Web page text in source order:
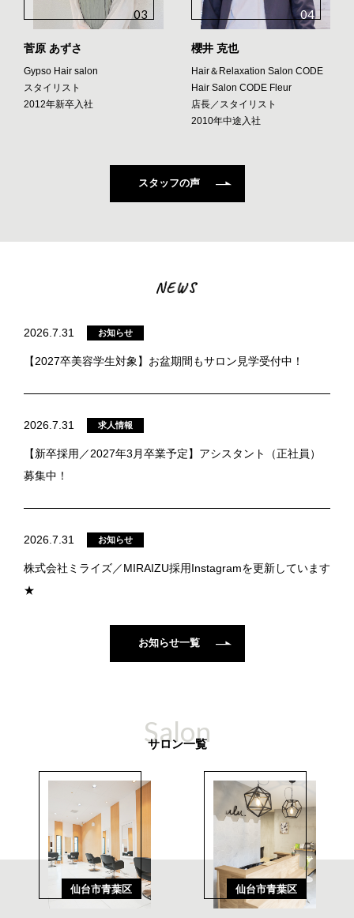
03
菅原 あずさ
Gypso Hair salon
スタイリスト
2012年新卒入社
04
櫻井 克也
Hair＆Relaxation Salon CODE
Hair Salon CODE Fleur
店長／スタイリスト
2010年中途入社
スタッフの声
2026.7.31 お知らせ
【2027卒美容学生対象】お盆期間もサロン見学受付中！
2026.7.31 求人情報
【新卒採用／2027年3月卒業予定】アシスタント（正社員）
募集中！
2026.7.31 お知らせ
株式会社ミライズ／MIRAIZU採用Instagramを更新しています
★
お知らせ一覧
Salon
サロン一覧
仙台市青葉区 仙台市青葉区